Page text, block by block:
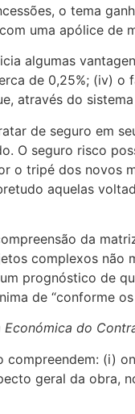
o tema
uma apólice de
algumas
de 0,25%; (iv) o
através do
de seguro em
O seguro risco
o tripé dos
aquelas
da
complexos não
prognóstico de
de “conforme
Económica do
(i)
geral da obra,